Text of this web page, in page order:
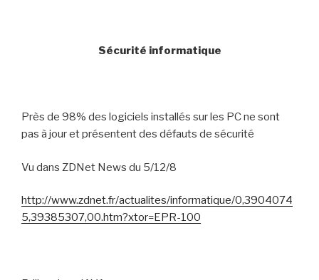
Sécurité informatique
Près de 98% des logiciels installés sur les PC ne sont
pas à jour et présentent des défauts de sécurité
Vu dans ZDNet News du 5/12/8
http://www.zdnet.fr/actualites/informatique/0,3904074
5,39385307,00.htm?xtor=EPR-100